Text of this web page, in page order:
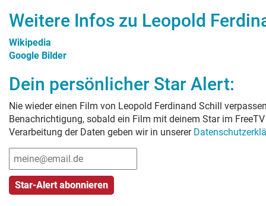
Weitere Infos zu Leopold
Wikipedia
Google Bilder
Dein persönlicher Star Alert:
Nie wieder einen Film von Leopold Ferdinand Schill
Benachrichtigung, sobald ein Film mit deinem Star im
Verarbeitung der Daten geben wir in unserer